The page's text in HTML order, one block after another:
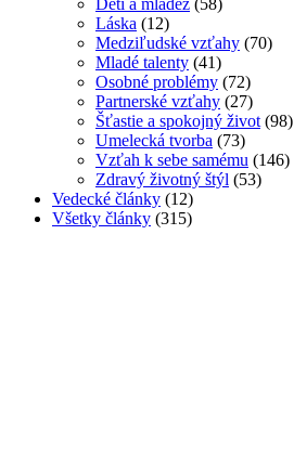
Láska (12)
Medziľudské vzťahy (70)
Mladé talenty (41)
Osobné problémy (72)
Partnerské vzťahy (27)
Šťastie a spokojný život (98)
Umelecká tvorba (73)
Vzťah k sebe samému (146)
Zdravý životný štýl (53)
Vedecké články (12)
Všetky články (315)